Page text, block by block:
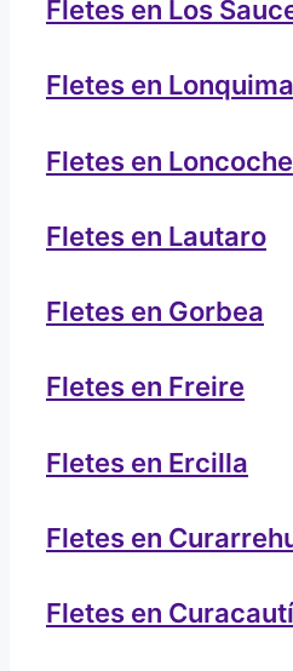
Fletes en Los
Fletes en
Fletes en Loncoche
Fletes en Lautaro
Fletes en Gorbea
Fletes en Freire
Fletes en Ercilla
Fletes en
Fletes en